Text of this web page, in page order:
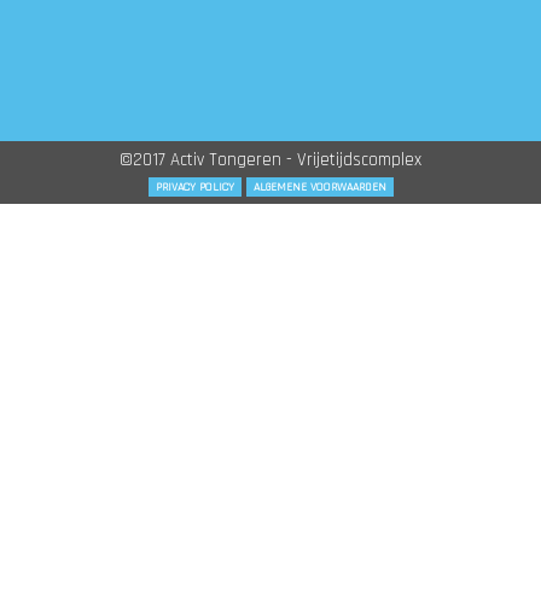
©2017 Activ Tongeren - Vrijetijdscomplex
PRIVACY POLICY ALGEMENE VOORWAARDEN